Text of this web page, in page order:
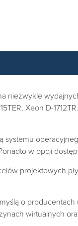
niezwykle
Xeon D-
w opcji
projektowych
o
wirtualnych